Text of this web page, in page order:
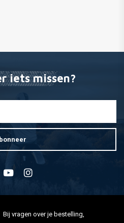
iets missen?
Bij vragen over je bestelling,